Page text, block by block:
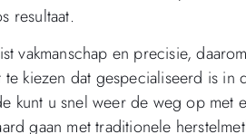
resultaat.
vakmanschap en precisie,
kiezen dat gespecialiseerd is in
kunt u snel weer de weg op met
gaan met traditionele